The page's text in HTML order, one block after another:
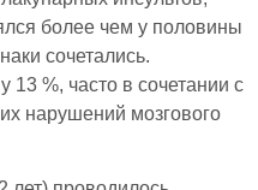
более чем у половины
сочетались.
%, часто в сочетании с
нарушений мозгового